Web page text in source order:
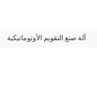
آلة صنع التقويم الأوتوماتيكية